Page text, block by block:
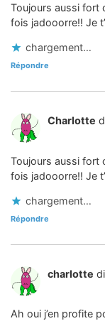
Toujours aussi fort
fois jadooorre!! Je
chargement…
Répondre
Charlotte
Toujours aussi fort
fois jadooorre!! Je
chargement…
Répondre
charlotte
Ah oui j’en profite